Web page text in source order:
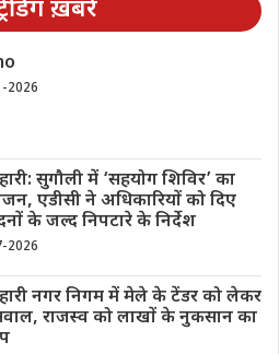
ख़बरें
2026
सुगौली में ‘सहयोग शिविर’ का
एडीसी ने अधिकारियों को दिए
के जल्द निपटारे के निर्देश
2026
नगर निगम में मेले के टेंडर को लेकर
राजस्व को लाखों के नुकसान का